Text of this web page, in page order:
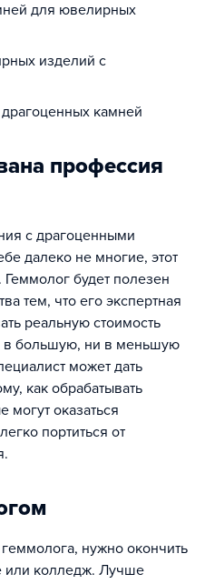
для ювелирных
изделий с
камней
профессия
с драгоценными
далеко не многие, этот
Геммолог будет полезен
тем, что его экспертная
реальную стоимость
в большую, ни в меньшую
может дать
как обрабатывать
могут оказаться
портиться от
нужно окончить
или колледж. Лучше